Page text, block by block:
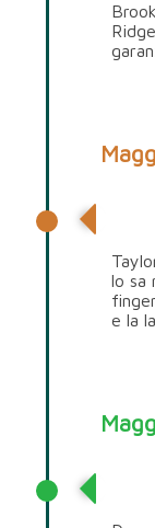
lo sa
e la